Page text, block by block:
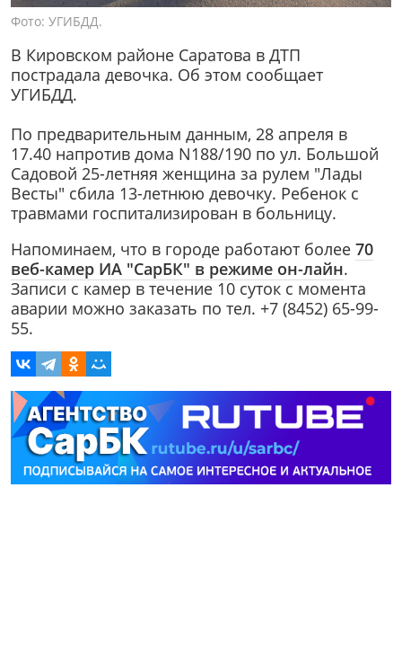
Фото: УГИБДД.
В Кировском районе Саратова в ДТП
пострадала девочка. Об этом сообщает
УГИБДД.
По предварительным данным, 28 апреля в
17.40 напротив дома N188/190 по ул. Большой
Садовой 25-летняя женщина за рулем "Лады
Весты" сбила 13-летнюю девочку. Ребенок с
травмами госпитализирован в больницу.
Напоминаем, что в городе работают более 70
веб-камер ИА "СарБК" в режиме он-лайн.
Записи с камер в течение 10 суток с момента
аварии можно заказать по тел. +7 (8452) 65-99-
55.